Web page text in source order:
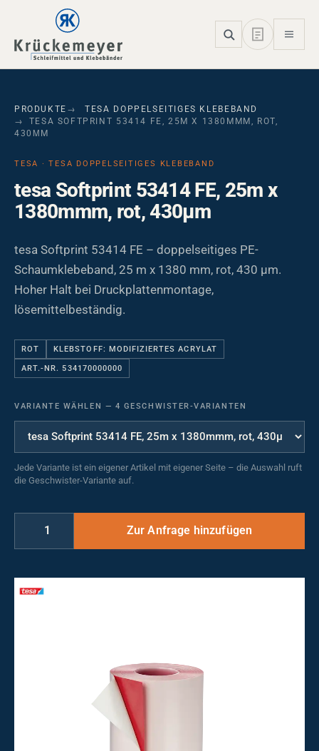
Skip to main navigation
Skip to main content
Skip to page footer
PRODUKTE
TESA DOPPELSEITIGES KLEBEBAND
TESA SOFTPRINT 53414 FE, 25M X 1380MMM, ROT,
430ΜM
TESA · TESA DOPPELSEITIGES KLEBEBAND
tesa Softprint 53414 FE, 25m x
1380mmm, rot, 430µm
tesa Softprint 53414 FE – doppelseitiges PE-
Schaumklebeband, 25 m x 1380 mm, rot, 430 µm.
Hoher Halt bei Druckplattenmontage,
lösemittelbeständig.
ROT KLEBSTOFF: MODIFIZIERTES ACRYLAT
ART.-NR. 534170000000
VARIANTE WÄHLEN — 4 GESCHWISTER-VARIANTEN
Jede Variante ist ein eigener Artikel mit eigener Seite – die Auswahl ruft
die Geschwister-Variante auf.